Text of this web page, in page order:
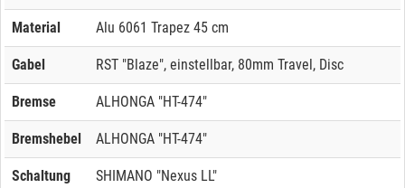
Material Alu 6061 Trapez 45 cm
Gabel RST "Blaze", einstellbar, 80mm Travel, Disc
Bremse ALHONGA "HT-474"
Bremshebel ALHONGA "HT-474"
Schaltung SHIMANO "Nexus LL"